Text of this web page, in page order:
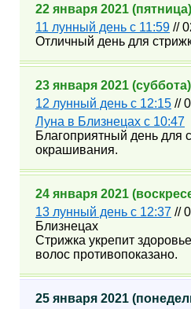
22 января 2021 (пятница)
11 лунный день с 11:59 //
Отличный день для
23 января 2021 (суббота)
12 лунный день с 12:15 //
Луна в Близнецах с 10:47
Благоприятный день для
окрашивания.
24 января 2021
13 лунный день с 12:37 //
Близнецах
Стрижка укрепит
волос противопоказано.
25 января 2021